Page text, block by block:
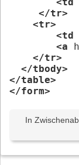
</tr>
<tr>
<td
<a
</tr>
</tbody>
</table>
</form>
In